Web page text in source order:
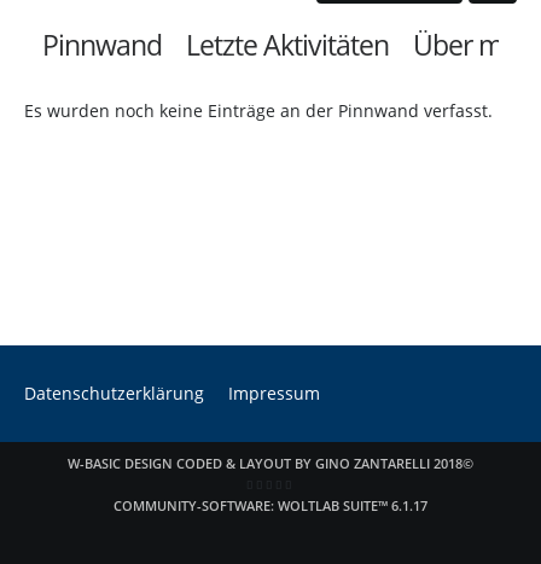
Pinnwand Letzte Aktivitäten Über mich
Es wurden noch keine Einträge an der Pinnwand verfasst.
Datenschutzerklärung Impressum
W-BASIC DESIGN CODED & LAYOUT BY GINO ZANTARELLI 2018©
COMMUNITY-SOFTWARE: WOLTLAB SUITE™ 6.1.17